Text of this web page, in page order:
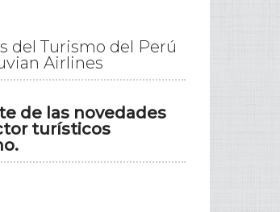
del Turismo del Perú
Airlines
de las novedades
turísticos